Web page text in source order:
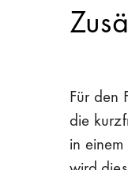
Für den
die
in